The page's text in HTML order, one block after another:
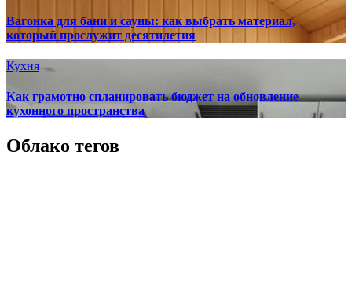
Вагонка для бани и сауны: как выбрать материал,
который прослужит десятилетия
Кухня
Как грамотно спланировать бюджет на обновление
кухонного пространства
Облако тегов